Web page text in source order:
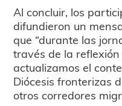
Al concluir, los
difundieron un
que “durante las
través de la
actualizamos el
Diócesis fronterizas
otros corredores